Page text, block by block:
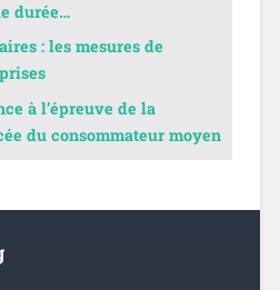
durée…
: les mesures de
à l’épreuve de la
du consommateur moyen